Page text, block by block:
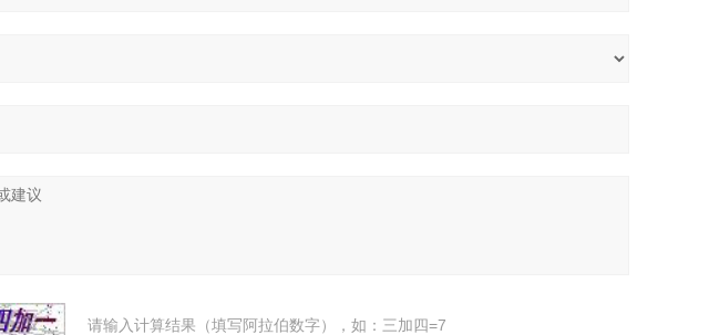
请输入计算结果（填写阿拉伯数字），如：三加四=7